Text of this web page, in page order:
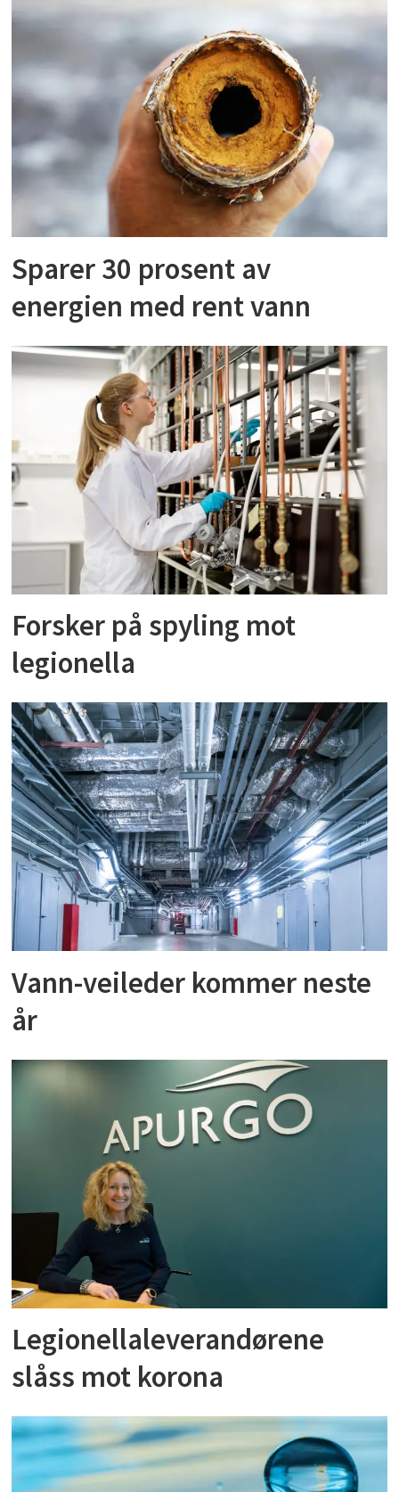
Sparer 30 prosent av
energien med rent vann
Forsker på spyling mot
legionella
Vann-veileder kommer neste
år
Legionellaleverandørene
slåss mot korona